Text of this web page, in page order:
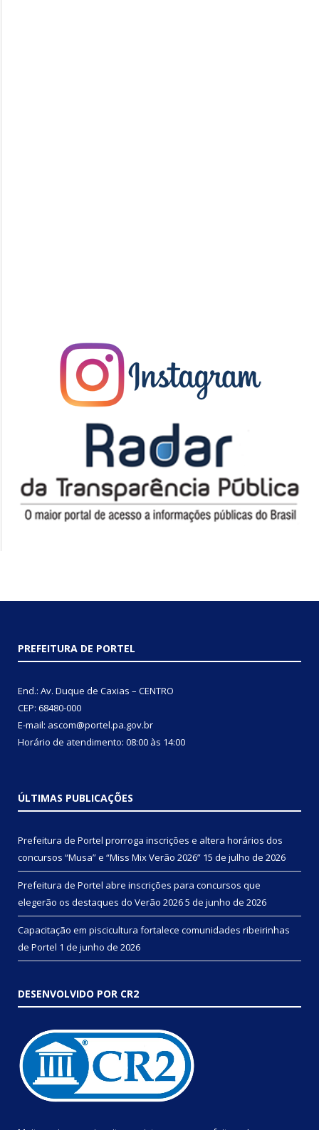
PREFEITURA DE PORTEL
End.: Av. Duque de Caxias – CENTRO
CEP: 68480-000
E-mail: ascom@portel.pa.gov.br
Horário de atendimento: 08:00 às 14:00
ÚLTIMAS PUBLICAÇÕES
Prefeitura de Portel prorroga inscrições e altera horários dos
concursos “Musa” e “Miss Mix Verão 2026” 15 de julho de 2026
Prefeitura de Portel abre inscrições para concursos que
elegerão os destaques do Verão 20265 de junho de 2026
Capacitação em piscicultura fortalece comunidades ribeirinhas
de Portel 1 de junho de 2026
DESENVOLVIDO POR CR2